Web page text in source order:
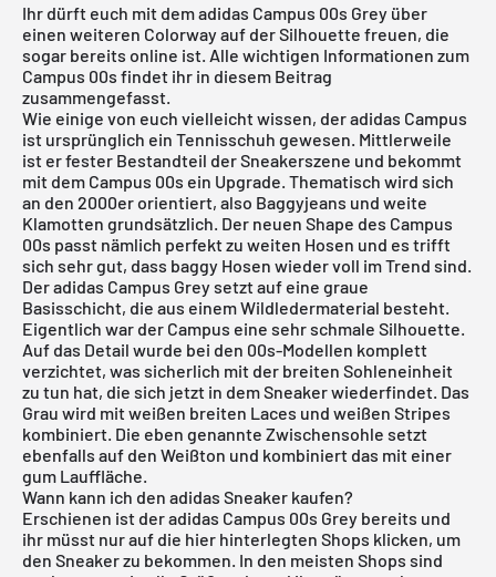
Ihr dürft euch mit dem adidas Campus 00s Grey über
einen weiteren Colorway auf der Silhouette freuen, die
sogar bereits online ist. Alle wichtigen Informationen zum
Campus 00s findet ihr in diesem Beitrag
zusammengefasst.
Wie einige von euch vielleicht wissen, deradidas Campus
ist ursprünglich ein Tennisschuh gewesen. Mittlerweile
ist er fester Bestandteil der Sneakerszene und bekommt
mit dem Campus 00s ein Upgrade. Thematisch wird sich
an den 2000er orientiert, also Baggyjeans und weite
Klamotten grundsätzlich. Der neuen Shape des Campus
00s passt nämlich perfekt zu weiten Hosen und es trifft
sich sehr gut, dass baggy Hosen wieder voll im Trend sind.
Der adidas Campus Grey setzt auf eine graue
Basisschicht, die aus einem Wildledermaterial besteht.
Eigentlich war der Campus eine sehr schmale Silhouette.
Auf das Detail wurde bei den 00s-Modellen komplett
verzichtet, was sicherlich mit der breiten Sohleneinheit
zu tun hat, die sich jetzt in dem Sneaker wiederfindet. Das
Grau wird mit weißen breiten Laces und weißen Stripes
kombiniert. Die eben genannte Zwischensohle setzt
ebenfalls auf den Weißton und kombiniert das mit einer
gum Lauffläche.
Wann kann ich den adidas Sneaker kaufen?
Erschienen ist der adidas Campus 00s Grey bereits und
ihr müsst nur auf die hier hinterlegten Shops klicken, um
den Sneaker zu bekommen. In den meisten Shops sind